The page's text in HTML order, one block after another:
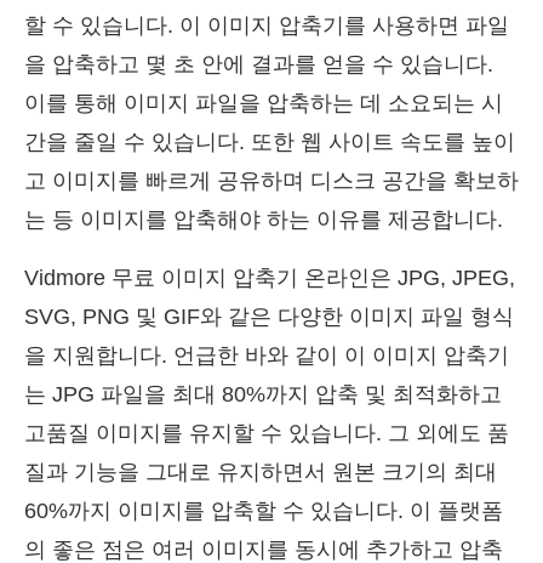
할 수 있습니다. 이 이미지 압축기를 사용하면 파일
을 압축하고 몇 초 안에 결과를 얻을 수 있습니다.
이를 통해 이미지 파일을 압축하는 데 소요되는 시
간을 줄일 수 있습니다. 또한 웹 사이트 속도를 높이
고 이미지를 빠르게 공유하며 디스크 공간을 확보하
는 등 이미지를 압축해야 하는 이유를 제공합니다.
Vidmore 무료 이미지 압축기 온라인은 JPG, JPEG,
SVG, PNG 및 GIF와 같은 다양한 이미지 파일 형식
을 지원합니다. 언급한 바와 같이 이 이미지 압축기
는 JPG 파일을 최대 80%까지 압축 및 최적화하고
고품질 이미지를 유지할 수 있습니다. 그 외에도 품
질과 기능을 그대로 유지하면서 원본 크기의 최대
60%까지 이미지를 압축할 수 있습니다. 이 플랫폼
의 좋은 점은 여러 이미지를 동시에 추가하고 압축